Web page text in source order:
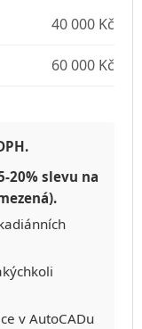
40 000 Kč
60 000 Kč
20% slevu na
v AutoCADu